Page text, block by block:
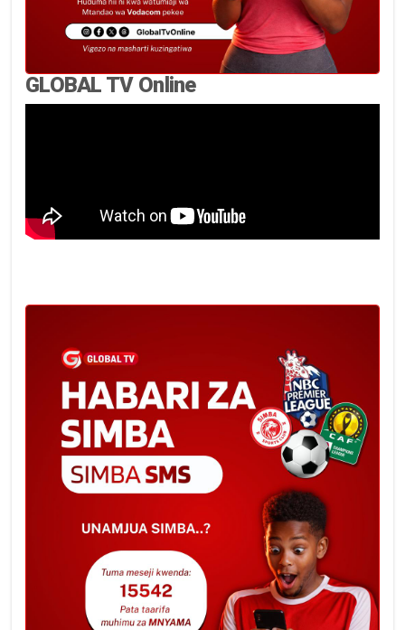
GLOBAL TV Online